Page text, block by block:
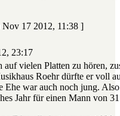
Nov 17 2012, 11:38 ]
23:17
auf vielen Platten zu hören,
Roehr dürfte er voll
Ehe war auch noch jung.
Jahr für einen Mann von